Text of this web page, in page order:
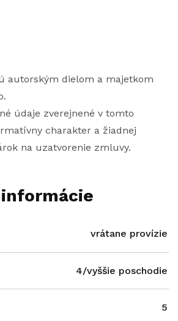
autorským dielom a majetkom
údaje zverejnené v tomto
charakter a žiadnej
na uzatvorenie zmluvy.
vrátane provízie
4/vyššie poschodie
5